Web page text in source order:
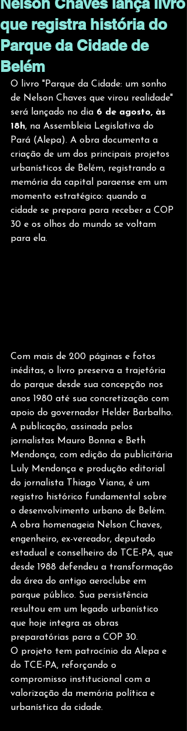
que registra história do
Parque da Cidade de
Belém
O livro "Parque da Cidade: um sonho
de Nelson Chaves que virou realidade"
será lançado no dia 6 de agosto, às
18h, na Assembleia Legislativa do
Pará (Alepa). A obra documenta a
criação de um dos principais projetos
urbanísticos de Belém, registrando a
memória da capital paraense em um
momento estratégico: quando a
cidade se prepara para receber a COP
30 e os olhos do mundo se voltam
para ela.
Com mais de 200 páginas e fotos
inéditas, o livro preserva a trajetória
do parque desde sua concepção nos
anos 1980 até sua concretização com
apoio do governador Helder Barbalho.
A publicação, assinada pelos
jornalistas Mauro Bonna e Beth
Mendonça, com edição da publicitária
Luly Mendonça e produção editorial
do jornalista Thiago Viana, é um
registro histórico fundamental sobre
o desenvolvimento urbano de Belém.
A obra homenageia Nelson Chaves,
engenheiro, ex-vereador, deputado
estadual e conselheiro do TCE-PA, que
desde 1988 defendeu a transformação
da área do antigo aeroclube em
parque público. Sua persistência
resultou em um legado urbanístico
que hoje integra as obras
preparatórias para a COP 30.
O projeto tem patrocínio da Alepa e
do TCE-PA, reforçando o
compromisso institucional com a
valorização da memória política e
urbanística da cidade.